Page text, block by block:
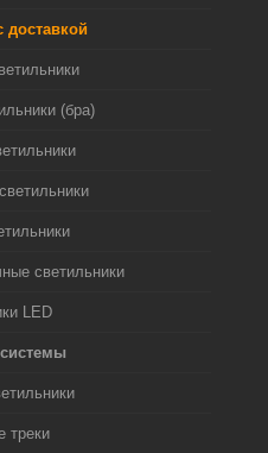
доставкой
(бра)
светильники
LED
треки